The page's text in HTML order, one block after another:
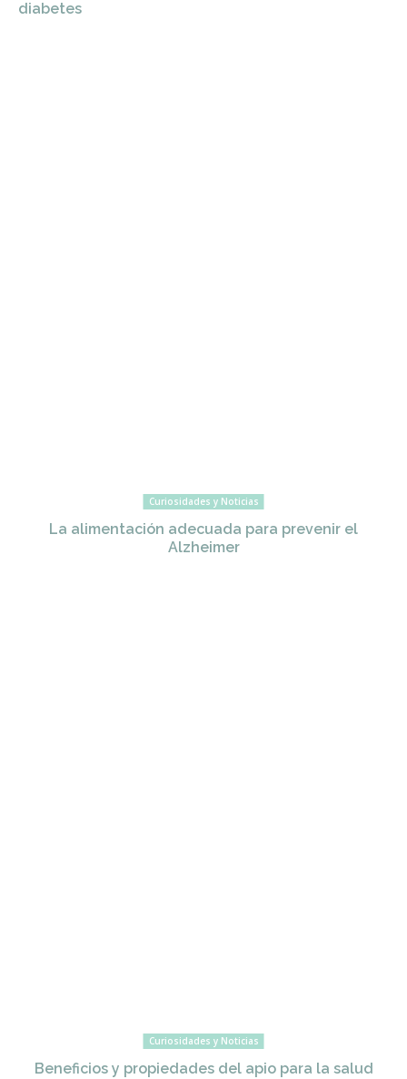
diabetes
Curiosidades y Noticias
La alimentación adecuada para prevenir el
Alzheimer
Curiosidades y Noticias
Beneficios y propiedades del apio para la salud